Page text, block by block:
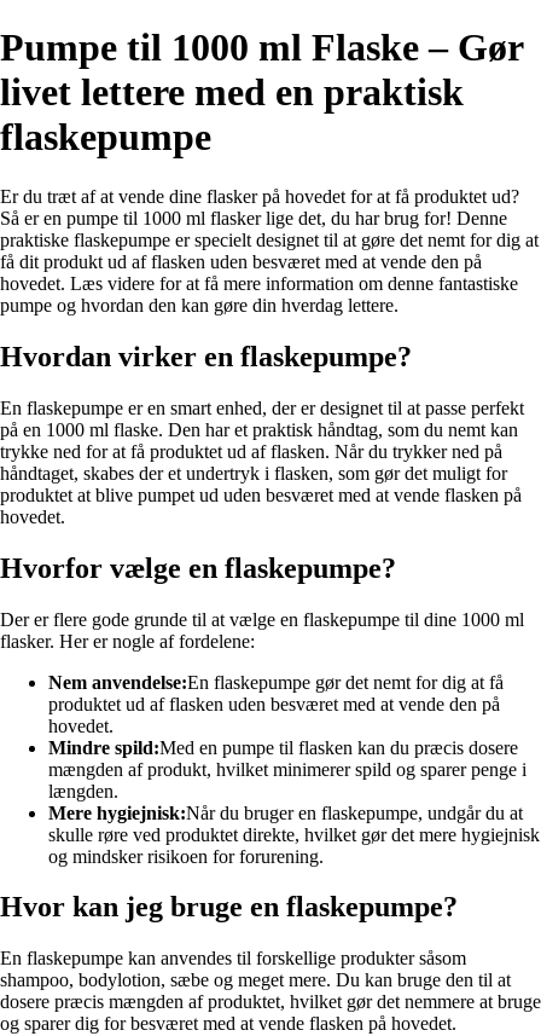
Pumpe til 1000 ml Flaske – Gør
livet lettere med en praktisk
flaskepumpe
Er du træt af at vende dine flasker på hovedet for at få produktet ud?
Så er en pumpe til 1000 ml flasker lige det, du har brug for! Denne
praktiske flaskepumpe er specielt designet til at gøre det nemt for dig at
få dit produkt ud af flasken uden besværet med at vende den på
hovedet. Læs videre for at få mere information om denne fantastiske
pumpe og hvordan den kan gøre din hverdag lettere.
Hvordan virker en flaskepumpe?
En flaskepumpe er en smart enhed, der er designet til at passe perfekt
på en 1000 ml flaske. Den har et praktisk håndtag, som du nemt kan
trykke ned for at få produktet ud af flasken. Når du trykker ned på
håndtaget, skabes der et undertryk i flasken, som gør det muligt for
produktet at blive pumpet ud uden besværet med at vende flasken på
hovedet.
Hvorfor vælge en flaskepumpe?
Der er flere gode grunde til at vælge en flaskepumpe til dine 1000 ml
flasker. Her er nogle af fordelene:
Nem anvendelse:En flaskepumpe gør det nemt for dig at få
produktet ud af flasken uden besværet med at vende den på
hovedet.
Mindre spild:Med en pumpe til flasken kan du præcis dosere
mængden af produkt, hvilket minimerer spild og sparer penge i
længden.
Mere hygiejnisk:Når du bruger en flaskepumpe, undgår du at
skulle røre ved produktet direkte, hvilket gør det mere hygiejnisk
og mindsker risikoen for forurening.
Hvor kan jeg bruge en flaskepumpe?
En flaskepumpe kan anvendes til forskellige produkter såsom
shampoo, bodylotion, sæbe og meget mere. Du kan bruge den til at
dosere præcis mængden af produktet, hvilket gør det nemmere at bruge
og sparer dig for besværet med at vende flasken på hovedet.